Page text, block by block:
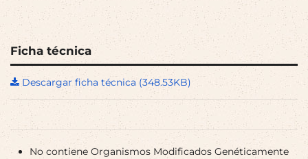
Ficha técnica
Descargar ficha técnica (348.53KB)
No contiene Organismos Modificados Genéticamente